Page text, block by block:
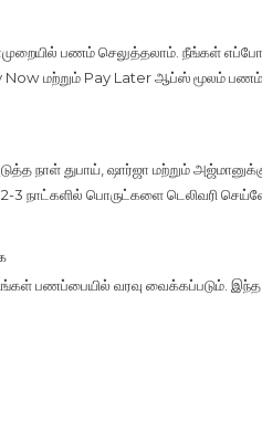
பணம் செலுத்தலாம். நீங்கள்
Now மற்றும் Pay Later ஆப்ஸ் மூலம்
நாள் துபாய், ஷார்ஜா மற்றும்
3 நாட்களில் பொருட்களை டெலிவரி
பணப்பையில் வரவு வைக்கப்படும். இந்த